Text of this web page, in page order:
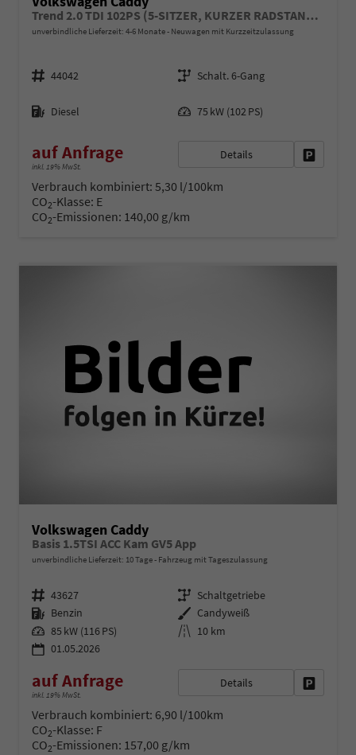
Trend 2.0 TDI 102PS (5-SITZER, KURZER RADSTAND), 2-Zonen-Climatronic, Parksensoren vorn/hinten, Radio 12,9" + Wireless AppConnect, M-Lederlenkrad, Digital Cockpit, Schiebetüren links/rechts
unverbindliche Lieferzeit: 4-6 Monate Neuwagen mit Kurzzeitzulassung
Fahrzeugnr.
44042
Getriebe
Schalt. 6-Gang
Kraftstoff
Diesel 75 kW (102 PS)
auf Anfrage
inkl. 19% MwSt.
Details
Verbrauch kombiniert: 5,30 l/100km
CO2-Klasse: E
CO2-Emissionen: 140,00 g/km
Volkswagen Caddy
Basis 1.5TSI ACC Kam GV5 App
unverbindliche Lieferzeit: 10 Tage Fahrzeug mit Tageszulassung
Fahrzeugnr. 43627 Getriebe Schaltgetriebe
Kraftstoff Benzin Außenfarbe Candyweiß
Leistung 85 kW (116 PS) Kilometerstand 10 km
01.05.2026
auf Anfrage
inkl. 19% MwSt.
Details
Verbrauch kombiniert: 6,90 l/100km
CO2-Klasse: F
CO2-Emissionen: 157,00 g/km